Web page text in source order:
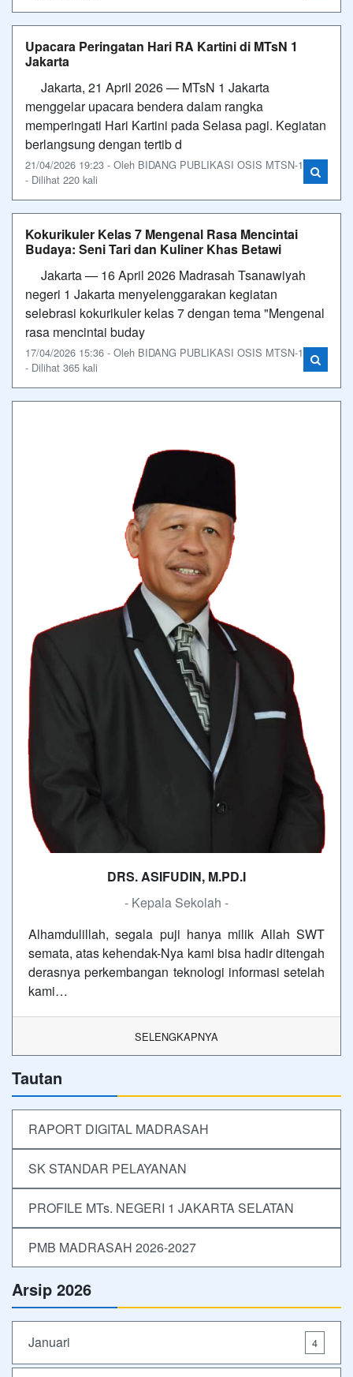
Upacara Peringatan Hari RA Kartini di MTsN 1
Jakarta
Jakarta, 21 April 2026 — MTsN 1 Jakarta
menggelar upacara bendera dalam rangka
memperingati Hari Kartini pada Selasa pagi. Kegiatan
berlangsung dengan tertib d
21/04/2026 19:23 - Oleh BIDANG PUBLIKASI OSIS MTSN-1
- Dilihat 220 kali
Kokurikuler Kelas 7 Mengenal Rasa Mencintai
Budaya: Seni Tari dan Kuliner Khas Betawi
Jakarta — 16 April 2026 Madrasah Tsanawiyah
negeri 1 Jakarta menyelenggarakan kegiatan
selebrasi kokurikuler kelas 7 dengan tema "Mengenal
rasa mencintai buday
17/04/2026 15:36 - Oleh BIDANG PUBLIKASI OSIS MTSN-1
- Dilihat 365 kali
DRS. ASIFUDIN, M.PD.I
- Kepala Sekolah -
Alhamdulillah, segala puji hanya milik Allah SWT
semata, atas kehendak-Nya kami bisa hadir ditengah
derasnya perkembangan teknologi informasi setelah
kami…
SELENGKAPNYA
Tautan
RAPORT DIGITAL MADRASAH
SK STANDAR PELAYANAN
PROFILE MTs. NEGERI 1 JAKARTA SELATAN
PMB MADRASAH 2026-2027
Arsip 2026
Januari 4